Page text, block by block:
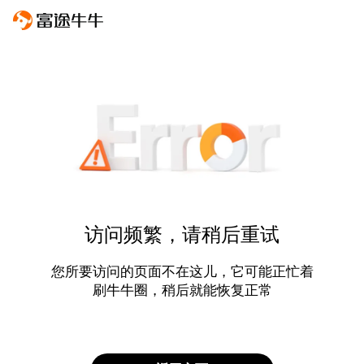
访问频繁，请稍后重试
您所要访问的页面不在这儿，它可能正忙着
刷牛牛圈，稍后就能恢复正常